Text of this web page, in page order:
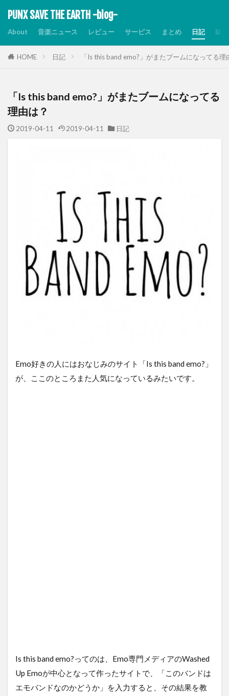
PUNX SAVE THE EARTH -blog-
About 音楽ニュース レビュー サービス まとめ 日記
HOME 日記 「Is this band emo?」がまたブームになってる理
「Is this band emo?」がまたブームになってる
理由は？
2019-04-11 2019-04-11 日記
Emo好きの人にはおなじみのサイト「Is this band emo?」
が、ここのところまた人気になっているみたいです。
Is this band emo?ってのは、Emo専門メディアのWashed
Up Emoが中心となって作ったサイトで、「このバンドは
エモバンドなのかどうか」を入力すると、その結果を教